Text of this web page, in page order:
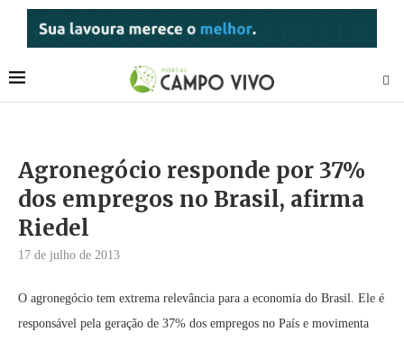
Agronegócio responde por 37%
dos empregos no Brasil, afirma
Riedel
17 de julho de 2013
O agronegócio tem extrema relevância para a economia do Brasil. Ele é
responsável pela geração de 37% dos empregos no País e movimenta